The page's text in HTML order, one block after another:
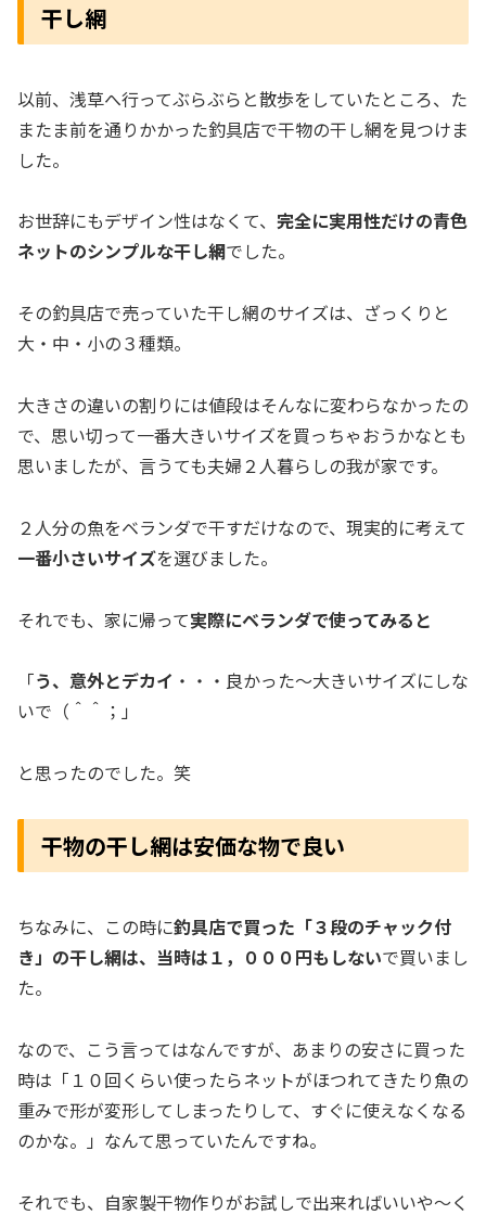
干し網
以前、浅草へ行ってぶらぶらと散歩をしていたところ、た
またま前を通りかかった釣具店で干物の干し網を見つけま
した。
お世辞にもデザイン性はなくて、 完全に実用性だけの青色
ネットのシンプルな干し網でした。
その釣具店で売っていた干し網のサイズは、ざっくりと
大・中・小の３種類。
大きさの違いの割りには値段はそんなに変わらなかったの
で、思い切って一番大きいサイズを買っちゃおうかなとも
思いましたが、言うても夫婦２人暮らしの我が家です。
２人分の魚をベランダで干すだけなので、現実的に考えて
一番小さいサイズを選びました。
それでも、家に帰って実際にベランダで使ってみると
「う、意外とデカイ ・・・良かった〜大きいサイズにしな
いで（＾＾；」
と思ったのでした。笑
干物の干し網は安価な物で良い
ちなみに、この時に釣具店で買った「３段のチャック付
き」の干し網は、当時は１，０００円もしないで買いまし
た。
なので、こう言ってはなんですが、あまりの安さに買った
時は「１０回くらい使ったらネットがほつれてきたり魚の
重みで形が変形してしまったりして、すぐに使えなくなる
のかな。」なんて思っていたんですね。
それでも、自家製干物作りがお試しで出来ればいいや～く